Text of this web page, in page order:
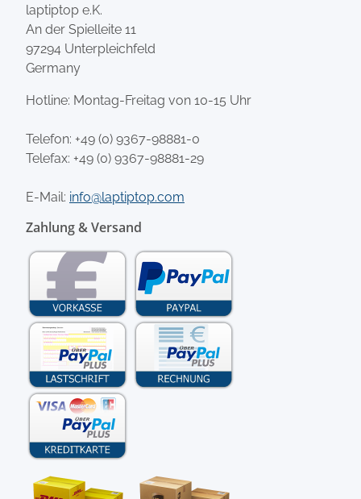
laptiptop e.K.
An der Spielleite 11
97294 Unterpleichfeld
Germany
Hotline: Montag-Freitag von 10-15 Uhr
Telefon: +49 (0) 9367-98881-0
Telefax: +49 (0) 9367-98881-29
E-Mail: info@laptiptop.com
Zahlung & Versand